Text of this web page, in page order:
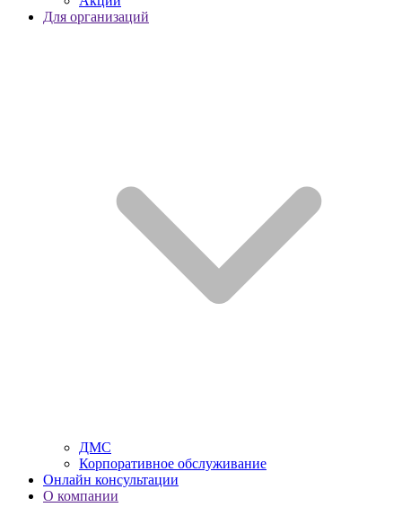
Для организаций
ДМС
Корпоративное обслуживание
Онлайн консультации
О компании